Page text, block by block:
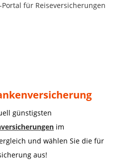
für Reiseversicherungen
günstigsten
im
und wählen Sie die für
aus!